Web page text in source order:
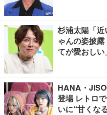
杉浦太陽「
ゃんの姿披
てが愛おしい
HANA・
登場 レトロ
いに“甘くな